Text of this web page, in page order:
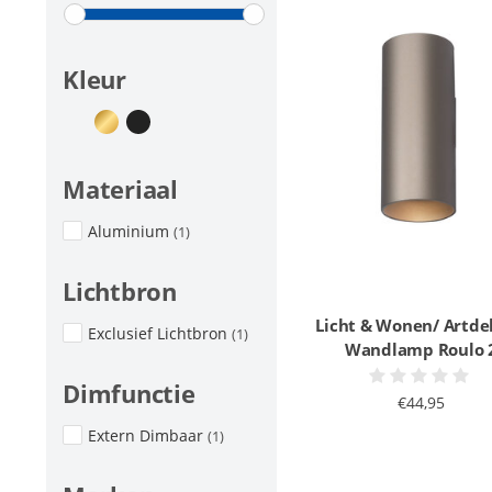
Kleur
Materiaal
Aluminium (1)
Lichtbron
Exclusief Lichtbron (1)
Dimfunctie
Extern Dimbaar (1)
Licht & Wonen/
Wandlamp Roulo
€44,95